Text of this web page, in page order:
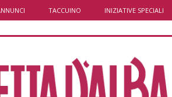
TACCUINO INIZIATIVE SPECIALI